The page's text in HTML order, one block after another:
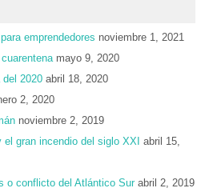
emprendedores noviembre 1, 2021
mayo 9, 2020
del 2020 abril 18, 2020
2, 2020
noviembre 2, 2019
gran incendio del siglo XXI
abril 15,
o conflicto del Atlántico Sur abril 2, 2019